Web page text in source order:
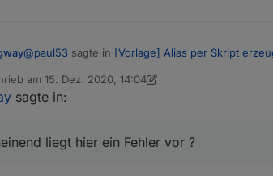
        "string_to_number_unit": "",
"string_to_number_maxDecimal":
"string_to_number_calculation":
"string_to_datetime_parser":
        "string_to_datetime_format": ""
@paul53 sagte in [Vorlage] Alias per Skript
@Segway
Datenpunkt true / false --> type = string
Anscheinend liegt hier ein Fehler vor ? Ich habe
am 15. Dez. 2020, 14:04
editiert von paul53
sagte in:
liegt hier ein Fehler vor ?